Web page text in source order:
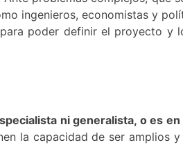
ingenieros, economistas y
poder definir el proyecto y
ni generalista, o es
la capacidad de ser amplios